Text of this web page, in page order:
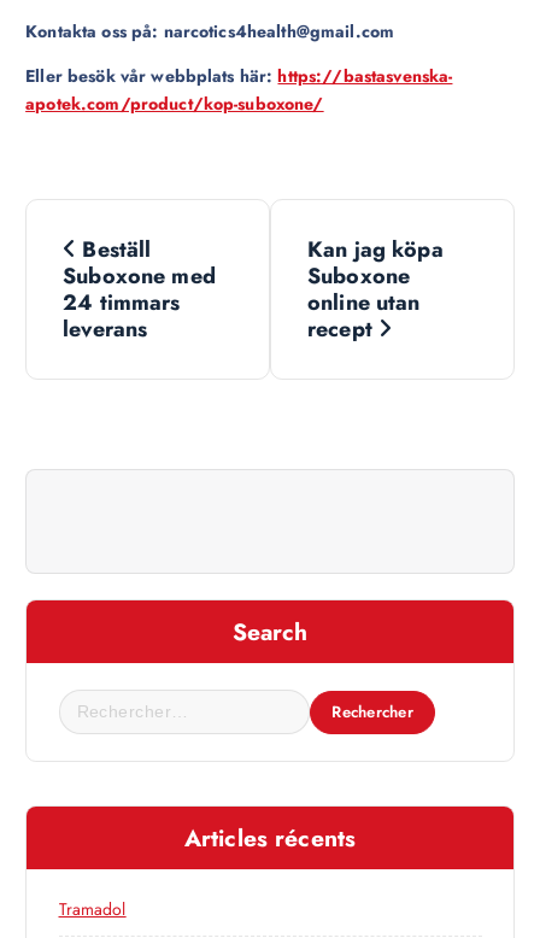
Kontakta oss på: narcotics4health@gmail.com
Eller besök vår webbplats här:https://bastasvenska-
apotek.com/product/kop-suboxone/
N
g
t
n
d
e
Beställ
Suboxone med
24 timmars
leverans
Kan jag köpa
Suboxone
online utan
recept
Search
R
e
c
e
c
e
Articles récents
Tramadol